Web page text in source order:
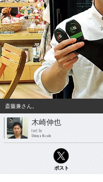
斎藤兼さん。
木崎伸也
text by
Shinya Kizaki
ポスト